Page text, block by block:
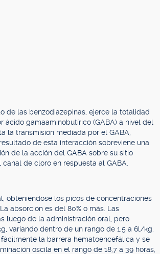
de las benzodiazepinas, ejerce la totalidad
gamaaminobutírico (GABA) a nivel del
la transmisión mediada por el GABA,
de esta interacción sobreviene una
de la acción del GABA sobre su sitio
de cloro en respuesta al GABA.
obteniéndose los picos de concentraciones
absorción es del 80% o más. Las
luego de la administración oral, pero
variando dentro de un rango de 1,5 a 6l/kg.
la barrera hematoencefálica y se
oscila en el rango de 18,7 a 39 horas,